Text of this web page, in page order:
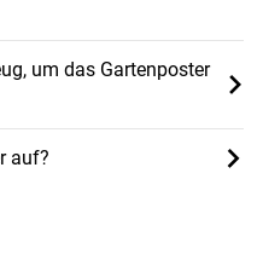
um das Gartenposter
auf?